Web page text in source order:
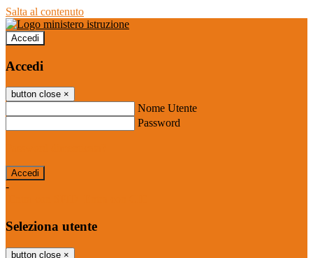
Salta al contenuto
Accedi
Accedi
button close ×
Nome Utente
Password
-
Seleziona utente
button close ×